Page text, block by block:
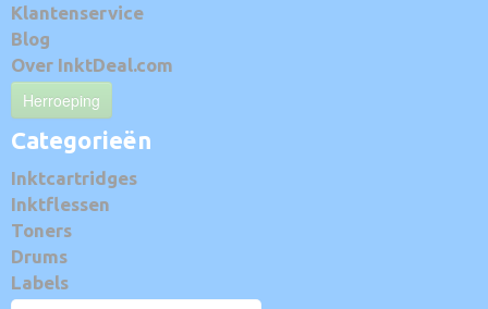
Klantenservice
Blog
Over InktDeal.com
Herroeping
Categorieën
Inktcartridges
Inktflessen
Toners
Drums
Labels